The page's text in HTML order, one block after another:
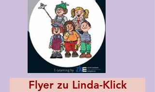
Flyer zu Linda-Klick